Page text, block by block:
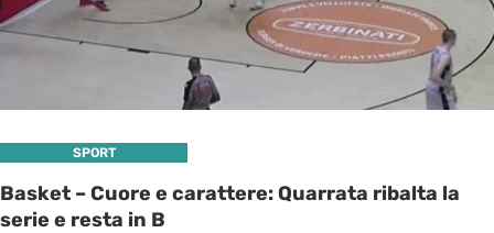
SPORT
Basket – Cuore e carattere: Quarrata ribalta la
serie e resta in B